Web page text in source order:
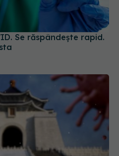
Se răspândește rapid.